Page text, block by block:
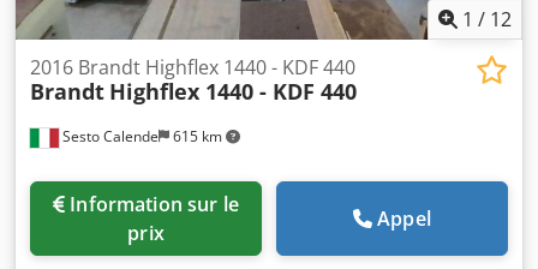
1 / 12
Sesto Calende 615 km
2016 Brandt Highflex 1440 - KDF 440
Brandt Highflex 1440 - KDF 440
prix
Appel